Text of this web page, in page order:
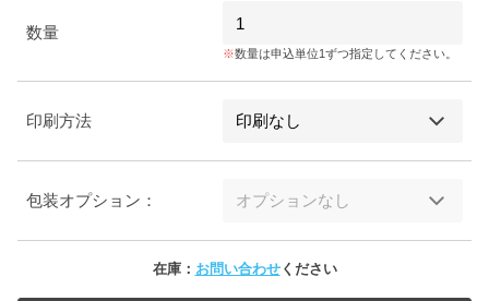
数量
数量は申込単位1ずつ指定してください。
印刷方法
包装オプション：
在庫： お問い合わせください